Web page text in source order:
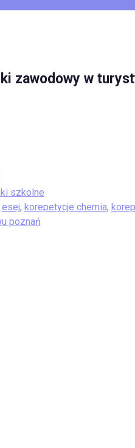
zawodowy w
szkolne
esej, korepetycje chemia,
poznań